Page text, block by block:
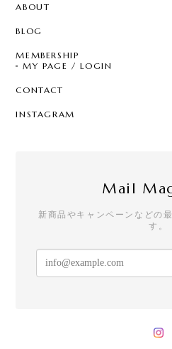
ABOUT
BLOG
MEMBERSHIP
MY PAGE / LOGIN
CONTACT
INSTAGRAM
Mail
新商品やキャンペーンなどの
す。